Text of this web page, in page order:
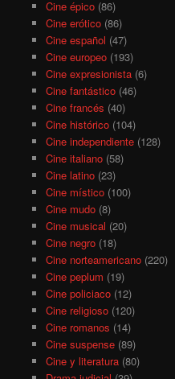
Cine épico(86)
Cine erótico(86)
Cine español (47)
Cine europeo(193)
Cine expresionista(6)
Cine fantástico(46)
Cine francés (40)
Cine histórico(104)
Cine independiente(128)
Cine italiano(58)
Cine latino(23)
Cine místico(100)
Cine mudo(8)
Cine musical (20)
Cine negro(18)
Cine norteamericano(220)
Cine peplum (19)
Cine policiaco(12)
Cine religioso(120)
Cine romanos (14)
Cine suspense(89)
Cine y literatura(80)